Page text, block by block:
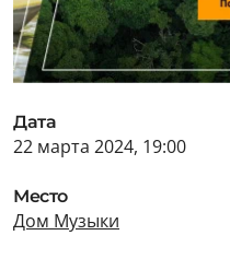
Дата
22 марта 2024, 19:00
Место
Дом Музыки